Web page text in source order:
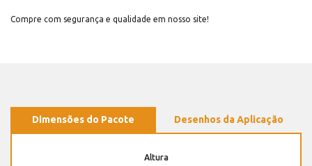
Compre com segurança e qualidade em nosso site!
Dimensões do Pacote Desenhos da Aplicação
Altura